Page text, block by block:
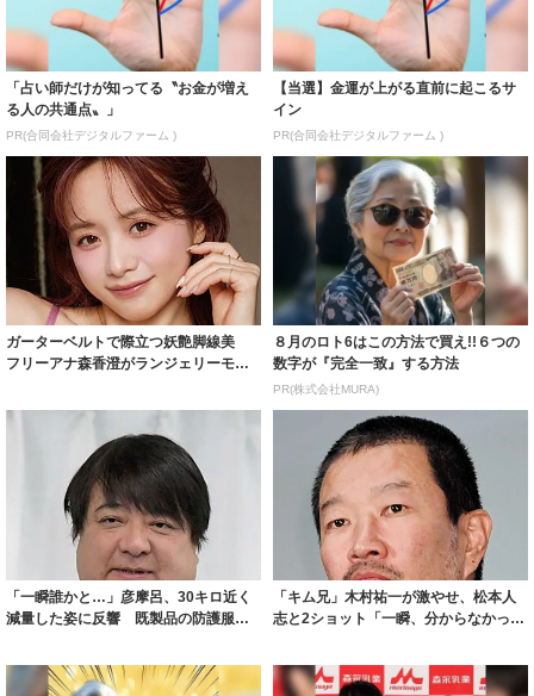
「占い師だけが知ってる〝お金が増え
る人の共通点〟」
PR(合同会社デジタルファーム )
【当選】金運が上がる直前に起こるサ
イン
PR(合同会社デジタルファーム )
ガーターベルトで際立つ妖艶脚線美
フリーアナ森香澄がランジェリーモデ
８月のロト6はこの方法で買え!!６つの
数字が『完全一致』する方法
PR(株式会社MURA)
「一瞬誰かと…」彦摩呂、30キロ近く
減量した姿に反響 既製品の防護服が
「キム兄」木村祐一が激やせ、松本人
志と2ショット「一瞬、分からなかった